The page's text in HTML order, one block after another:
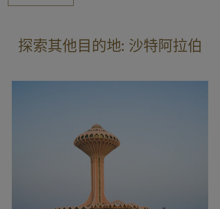
探索其他目的地: 沙特阿拉伯